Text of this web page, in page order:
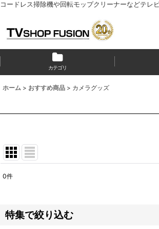
コードレス掃除機や回転モップクリーナーなどテレ
カテゴリ
ホーム > おすすめ商品 > カメラグッズ
並び順:
0件
特集で絞り込む